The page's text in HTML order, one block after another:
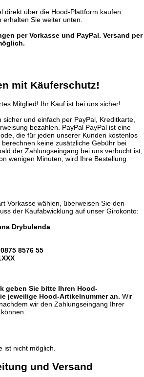
direkt über die Hood-Plattform kaufen.
Sie weiter unten.
per Vorkasse und PayPal. Versand per
mit Käuferschutz!
Mitglied! Ihr Kauf ist bei uns sicher!
und einfach per PayPal, Kreditkarte,
bezahlen. PayPal PayPal ist eine
die für jeden unserer Kunden kostenlos
keine zusätzliche Gebühr bei
der Zahlungseingang bei uns verbucht ist,
wenigen Minuten, wird Ihre Bestellung
Vorkasse wählen, überweisen Sie den
der Kaufabwicklung auf unser Girokonto:
Drybulenda
8576 55
geben Sie bitte Ihren Hood-
jeweilige Hood-Artikelnummer an. Wir
wir den Zahlungseingang Ihrer
ist nicht möglich.
und Versand